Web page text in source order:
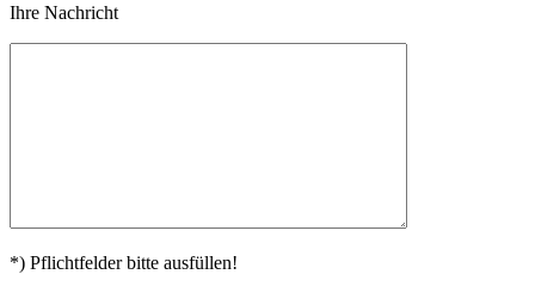
Ihre Nachricht
*) Pflichtfelder bitte ausfüllen!